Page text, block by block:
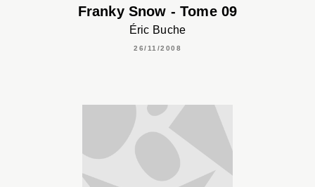
Franky Snow - Tome 09
Éric Buche
26/11/2008